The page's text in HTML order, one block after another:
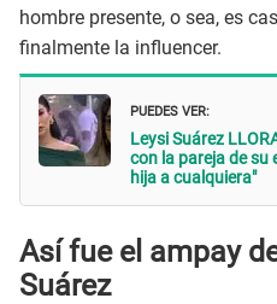
hombre presente, o sea, es
finalmente la influencer.
PUEDES VER:
Leysi Suárez
con la pareja de su
hija a cualquiera"
Así fue el ampay
Suárez